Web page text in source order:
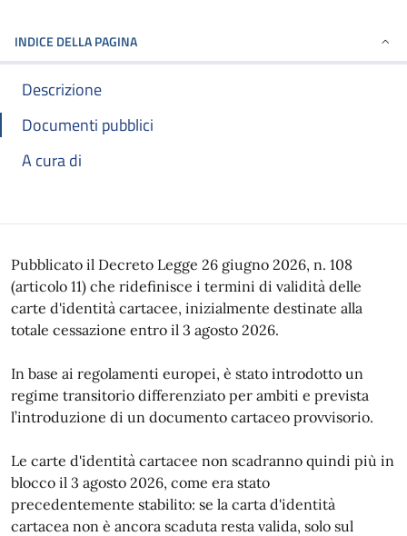
INDICE DELLA PAGINA
Descrizione
Documenti pubblici
A cura di
Pubblicato il Decreto Legge 26 giugno 2026, n. 108
(articolo 11) che ridefinisce i termini di validità delle
carte d'identità cartacee, inizialmente destinate alla
totale cessazione entro il 3 agosto 2026.
In base ai regolamenti europei, è stato introdotto un
regime transitorio differenziato per ambiti e prevista
l’introduzione di un documento cartaceo provvisorio.
Le carte d'identità cartacee non scadranno quindi più in
blocco il 3 agosto 2026, come era stato
precedentemente stabilito: se la carta d'identità
cartacea non è ancora scaduta resta valida, solo sul